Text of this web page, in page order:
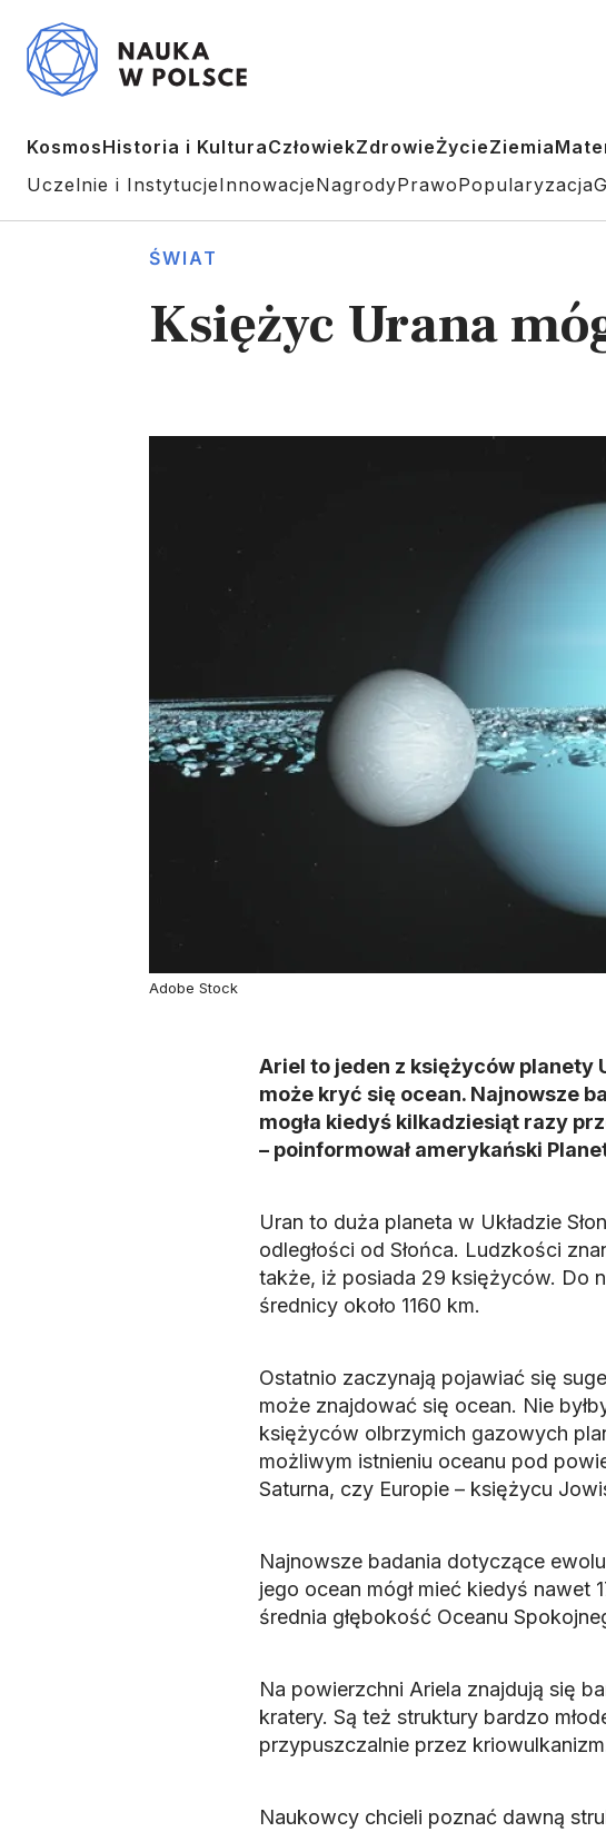
KosmosHistoria i KulturaCzłowiekZdrowieŻycieZiemia
Uczelnie i InstytucjeInnowacjeNagrodyPrawoPopularyzacja
ŚWIAT
Księżyc Urana
Adobe Stock
Ariel to jeden z księżyców planety
może kryć się ocean. Najnowsze
mogła kiedyś kilkadziesiąt razy
– poinformował amerykański
Uran to duża planeta w Układzie
odległości od Słońca. Ludzkości
także, iż posiada 29 księżyców. Do
średnicy około 1160 km.
Ostatnio zaczynają pojawiać się
może znajdować się ocean. Nie
księżyców olbrzymich gazowych
możliwym istnieniu oceanu pod
Saturna, czy Europie – księżycu
Najnowsze badania dotyczące
jego ocean mógł mieć kiedyś nawet
średnia głębokość Oceanu
Na powierzchni Ariela znajdują się
kratery. Są też struktury bardzo
przypuszczalnie przez
Naukowcy chcieli poznać dawną